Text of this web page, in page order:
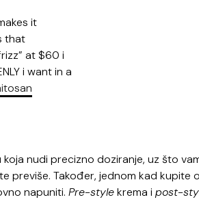
it
that
at $60 i
i want in a
nudi precizno doziranje, uz što
previše. Također, jednom kad kupite
napuniti. Pre-stylekrema i post-